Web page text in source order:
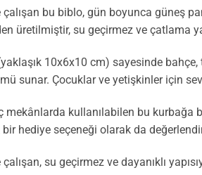
çalışan bu biblo, gün boyunca güneş
üretilmiştir, su geçirmez ve çatlama
10x6x10 cm) sayesinde
sunar. Çocuklar ve yetişkinler için
mekânlarda kullanılabilen bu kurbağa
bir hediye seçeneği olarak da
su geçirmez ve dayanıklı